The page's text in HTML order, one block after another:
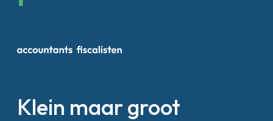
Klein maar groot